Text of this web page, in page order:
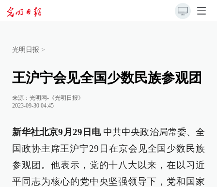
光明日报 >
王沪宁会见全国少数民族参观团
来源： 光明网-《光明日报》
2023-09-30 04:45
新华社北京9月29日电中共中央政治局常委、全
国政协主席王沪宁29日在京会见全国少数民族
参观团。他表示，党的十八大以来，在以习近
平同志为核心的党中央坚强领导下，党和国家